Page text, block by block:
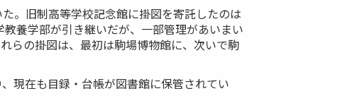
。旧制高等学校記念館に掛図を寄託したのは
養学部が引き継いだが、一部管理があいまい
らの掛図は、最初は駒場博物館に、次いで駒
現在も目録・台帳が図書館に保管されてい